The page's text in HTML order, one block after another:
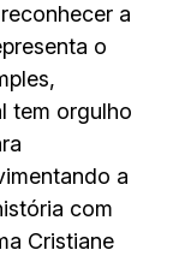
a
o
tem orgulho
a
com
Cristiane